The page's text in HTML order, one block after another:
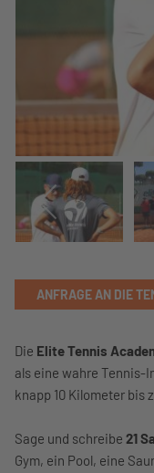
ANFRAGE AN DIE
Die Elite Tennis
als eine wahre Tennis-
knapp 10 Kilometer bis
Sage und schreibe 21
Gym, ein Pool, eine